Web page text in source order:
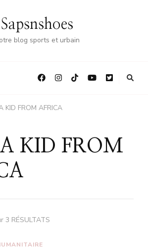
Sapsnshoes
blog sports et urbain
KID FROM AFRICA
A KID FROM
3 RÉSULTATS